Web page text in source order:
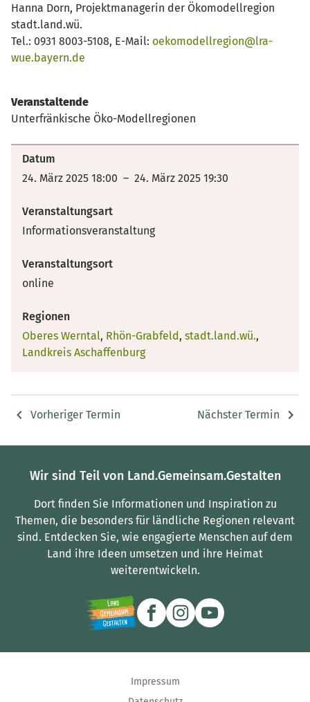
Hanna Dorn, Projektmanagerin der Ökomodellregion
stadt.land.wü.
Tel.: 0931 8003-5108, E-Mail: oekomodellregion@lra-
wue.bayern.de
Veranstaltende
Unterfränkische Öko-Modellregionen
Datum
24. März 2025 18:00 – 24. März 2025 19:30
Veranstaltungsart
Informationsveranstaltung
Veranstaltungsort
online
Regionen
Oberes Werntal, Rhön-Grabfeld, stadt.land.wü.,
Landkreis Aschaffenburg
Vorheriger Termin Nächster Termin
Wir sind Teil von Land.Gemeinsam.Gestalten
Dort finden Sie Informationen und Inspiration zu
Themen, die besonders für ländliche Regionen relevant
sind. Entdecken Sie, wie engagierte Menschen auf dem
Land ihre Ideen umsetzen und ihre Heimat
weiterentwickeln.
Impressum